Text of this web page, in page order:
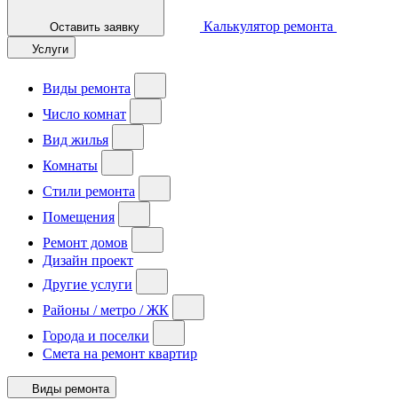
Оставить заявку Калькулятор ремонта
Услуги
Виды ремонта
Число комнат
Вид жилья
Комнаты
Стили ремонта
Помещения
Ремонт домов
Дизайн проект
Другие услуги
Районы / метро / ЖК
Города и поселки
Смета на ремонт квартир
Виды ремонта